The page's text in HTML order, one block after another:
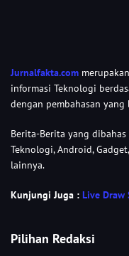
Jurnalfakta.com
informasi Teknologi
dengan pembahasan yang
Berita-Berita yang
Teknologi, Android,
lainnya.
Kunjungi Juga : Live Draw
Pilihan Redaksi